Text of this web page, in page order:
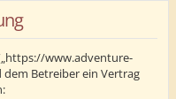
www.adventure-
Betreiber ein Vertrag